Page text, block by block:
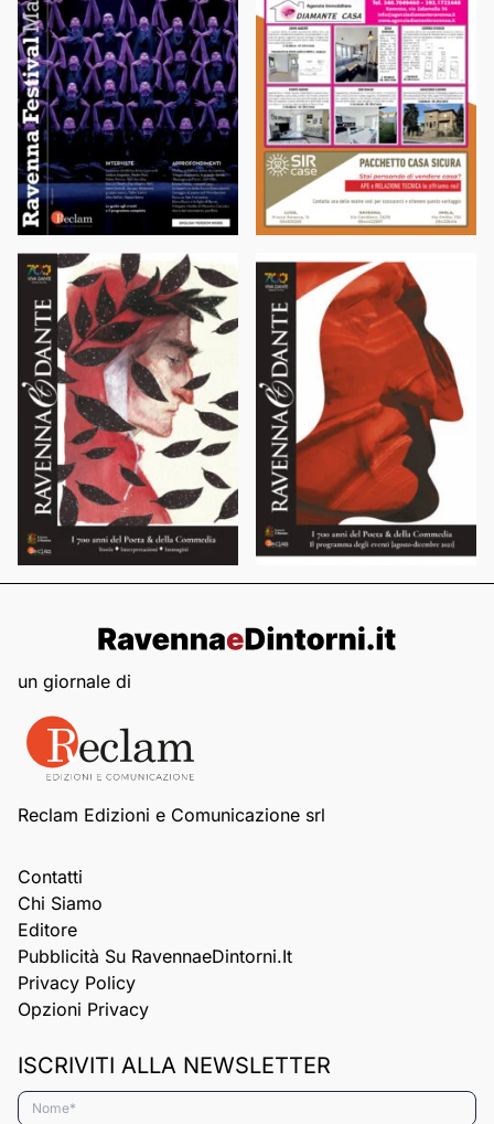
un giornale di
Reclam Edizioni e Comunicazione srl
Contatti
Chi Siamo
Editore
Pubblicità Su RavennaeDintorni.it
Privacy Policy
Opzioni Privacy
ISCRIVITI ALLA NEWSLETTER
Nome*